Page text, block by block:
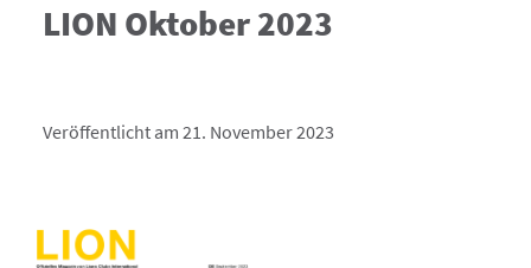
LION Oktober 2023
Veröffentlicht am 21. November 2023